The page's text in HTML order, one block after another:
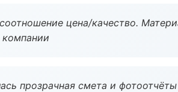
цена/качество.
прозрачная смета и